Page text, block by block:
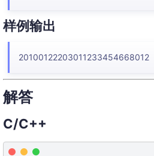
样例输出
20100122203011233454668012
解答
C/C++